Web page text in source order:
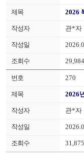
2026
관*자
29,984
270
2026
관*자
31,875